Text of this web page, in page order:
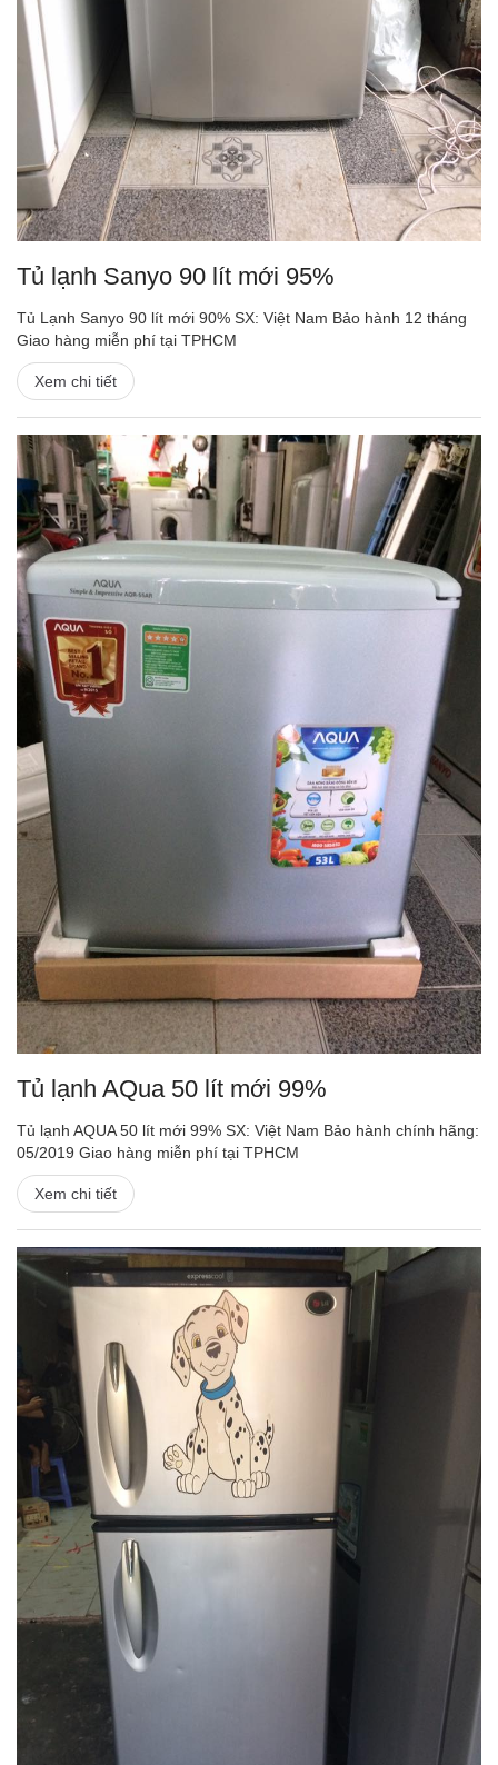
Tủ lạnh Sanyo 90 lít mới 95%
Tủ Lạnh Sanyo 90 lít mới 90% SX: Việt Nam Bảo hành 12 tháng
Giao hàng miễn phí tại TPHCM
Xem chi tiết
Tủ lạnh AQua 50 lít mới 99%
Tủ lạnh AQUA 50 lít mới 99% SX: Việt Nam Bảo hành chính hãng:
05/2019 Giao hàng miễn phí tại TPHCM
Xem chi tiết